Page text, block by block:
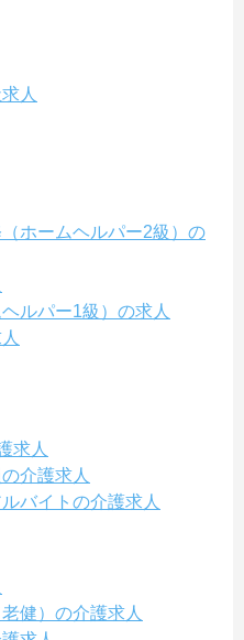
人
ホームヘルパー2級）の
ルパー1級）の求人
求人
介護求人
バイトの介護求人
健）の介護求人